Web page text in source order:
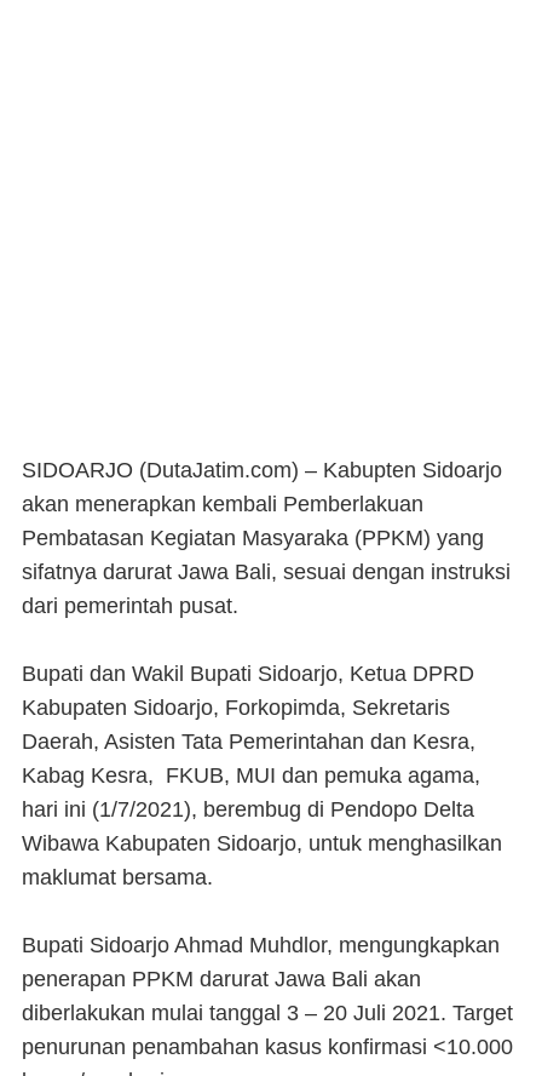
SIDOARJO (DutaJatim.com) – Kabupten Sidoarjo
akan menerapkan kembali Pemberlakuan
Pembatasan Kegiatan Masyaraka (PPKM) yang
sifatnya darurat Jawa Bali, sesuai dengan instruksi
dari pemerintah pusat.
Bupati dan Wakil Bupati Sidoarjo, Ketua DPRD
Kabupaten Sidoarjo, Forkopimda, Sekretaris
Daerah, Asisten Tata Pemerintahan dan Kesra,
Kabag Kesra, FKUB, MUI dan pemuka agama,
hari ini (1/7/2021), berembug di Pendopo Delta
Wibawa Kabupaten Sidoarjo, untuk menghasilkan
maklumat bersama.
Bupati Sidoarjo Ahmad Muhdlor, mengungkapkan
penerapan PPKM darurat Jawa Bali akan
diberlakukan mulai tanggal 3 – 20 Juli 2021. Target
penurunan penambahan kasus konfirmasi <10.000